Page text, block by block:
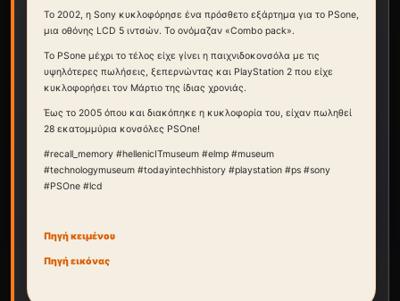
Το 2002, η Sony κυκλοφόρησε ένα πρόσθετο εξάρτημα για το PSone,
μια οθόνης LCD 5 ιντσών. Το ονόμαζαν «Combo pack».
Το PSone μέχρι το τέλος είχε γίνει η παιχνιδοκονσόλα με τις
υψηλότερες πωλήσεις, ξεπερνώντας και PlayStation 2 που είχε
κυκλοφορήσει τον Μάρτιο της ίδιας χρονιάς.
Έως το 2005 όπου και διακόπηκε η κυκλοφορία του, είχαν πωληθεί
28 εκατομμύρια κονσόλες PSOne!
#recall_memory #hellenicITmuseum #elmp #museum
#technologymuseum #todayintechhistory #playstation #ps #sony
#PSOne #lcd
Πηγή κειμένου
Πηγή εικόνας